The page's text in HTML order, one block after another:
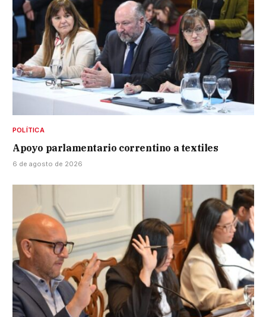
POLÍTICA
Apoyo parlamentario correntino a textiles
6 de agosto de 2026